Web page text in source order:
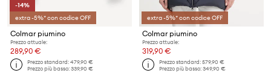
-14%
extra -5%* con codice OFF
Colmar piumino
Prezzo attuale:
289,90 €
Prezzo standard:479,90 €
Prezzo più basso:339,90 €
extra -5%* con codice OFF
Colmar piumino
Prezzo attuale:
319,90 €
Prezzo standard:579,90 €
Prezzo più basso:349,90 €